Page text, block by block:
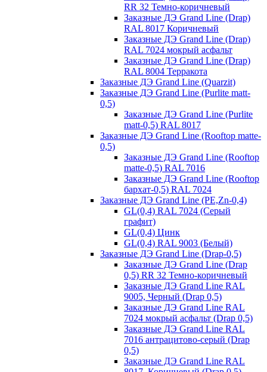
RR 32 Темно-коричневый
Заказные ДЭ Grand Line (Drap)
RAL 8017 Коричневый
Заказные ДЭ Grand Line (Drap)
RAL 7024 мокрый асфальт
Заказные ДЭ Grand Line (Drap)
RAL 8004 Терракота
Заказные ДЭ Grand Line (Quarzit)
Заказные ДЭ Grand Line (Purlite matt-
0,5)
Заказные ДЭ Grand Line (Purlite
matt-0,5) RAL 8017
Заказные ДЭ Grand Line (Rooftop matte-
0,5)
Заказные ДЭ Grand Line (Rooftop
matte-0,5) RAL 7016
Заказные ДЭ Grand Line (Rooftop
бархат-0,5) RAL 7024
Заказные ДЭ Grand Line (PE,Zn-0,4)
GL(0,4) RAL 7024 (Серый
графит)
GL(0,4) Цинк
GL(0,4) RAL 9003 (Белый)
Заказные ДЭ Grand Line (Drap-0,5)
Заказные ДЭ Grand Line (Drap
0,5) RR 32 Темно-коричневый
Заказные ДЭ Grand Line RAL
9005, Черный (Drap 0,5)
Заказные ДЭ Grand Line RAL
7024 мокрый асфальт (Drap 0,5)
Заказные ДЭ Grand Line RAL
7016 антрацитово-серый (Drap
0,5)
Заказные ДЭ Grand Line RAL